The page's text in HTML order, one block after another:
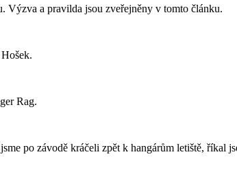
Výzva a pravilda jsou zveřejněny v tomto článku.
Rag.
po závodě kráčeli zpět k hangárům letiště, říkal